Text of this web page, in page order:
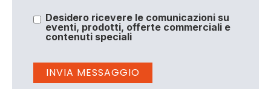
Desidero ricevere le comunicazioni su
eventi, prodotti, offerte commerciali e
contenuti speciali